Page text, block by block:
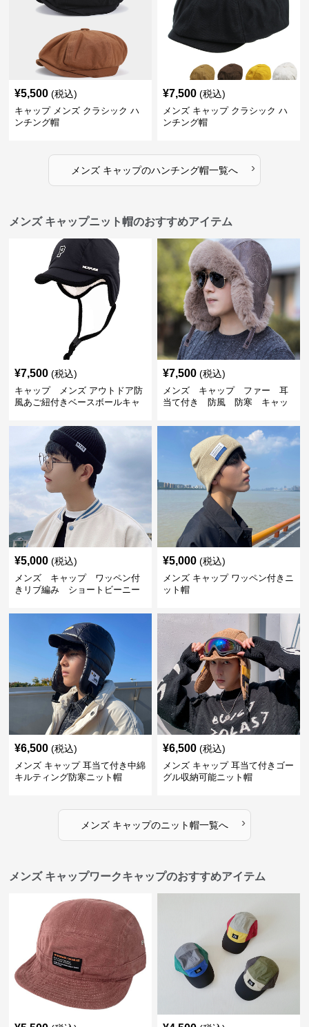
¥5,500 (税込)
キャップ メンズ クラシック ハ
ンチング帽
¥7,500 (税込)
メンズ キャップ クラシック ハ
ンチング帽
メンズ キャップのハンチング帽一覧へ ›
メンズ キャップニット帽のおすすめアイテム
¥7,500 (税込)
キャップ メンズ アウトドア防
風あご紐付きベースボールキャ
¥7,500 (税込)
メンズ キャップ ファー 耳
当て付き 防風 防寒 キャッ
¥5,000 (税込)
メンズ キャップ ワッペン付
きリブ編み ショートビーニー
¥5,000 (税込)
メンズ キャップ ワッペン付きニ
ット帽
¥6,500 (税込)
メンズ キャップ 耳当て付き中綿
キルティング防寒ニット帽
¥6,500 (税込)
メンズ キャップ 耳当て付きゴー
グル収納可能ニット帽
メンズ キャップのニット帽一覧へ ›
メンズ キャップワークキャップのおすすめアイテム